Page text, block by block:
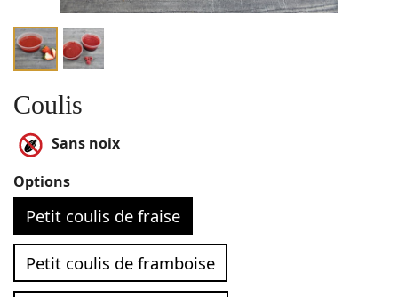
Coulis
Sans noix
Options
Petit coulis de fraise
Petit coulis de framboise